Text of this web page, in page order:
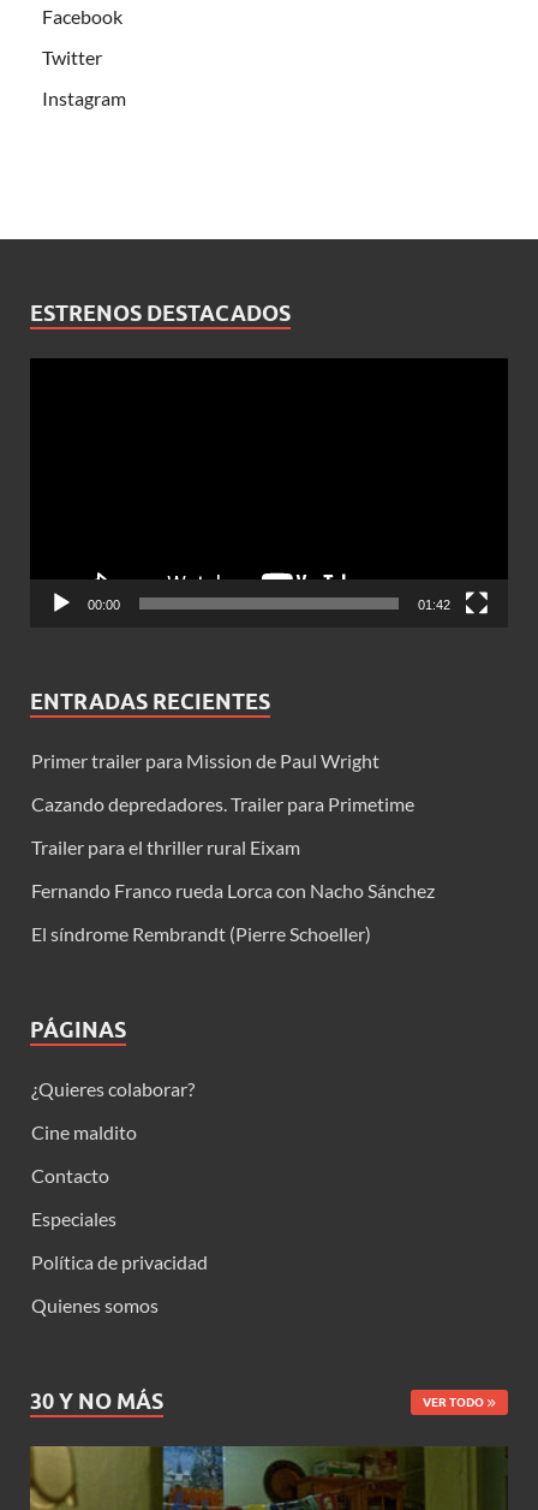
Facebook
Twitter
Instagram
ESTRENOS DESTACADOS
00:00 01:42
ENTRADAS RECIENTES
Primer trailer para Mission de Paul Wright
Cazando depredadores. Trailer para Primetime
Trailer para el thriller rural Eixam
Fernando Franco rueda Lorca con Nacho Sánchez
El síndrome Rembrandt (Pierre Schoeller)
PÁGINAS
¿Quieres colaborar?
Cine maldito
Contacto
Especiales
Política de privacidad
Quienes somos
30 Y NO MÁS VER TODO